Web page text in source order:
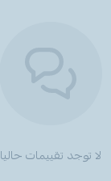
لا توجد تقييمات حاليا